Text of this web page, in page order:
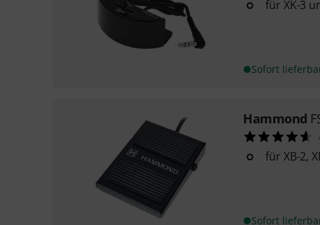
für XK-3
Sofort
Hammond
für XB-2,
Sofort